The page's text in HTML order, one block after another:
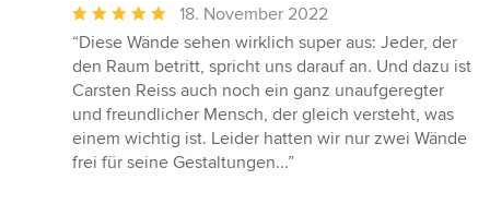
Durchschnittliche
Bewertung:
5
von
5
Sternen
18. November 2022
“Diese Wände sehen wirklich super aus: Jeder, der
den Raum betritt, spricht uns darauf an. Und dazu ist
Carsten Reiss auch noch ein ganz unaufgeregter
und freundlicher Mensch, der gleich versteht, was
einem wichtig ist. Leider hatten wir nur zwei Wände
frei für seine Gestaltungen...”